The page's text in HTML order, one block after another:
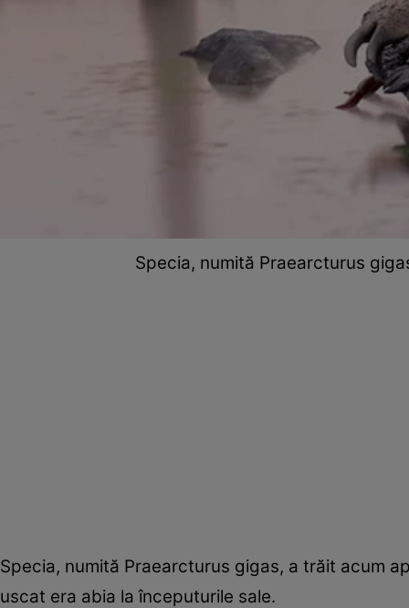
Specia, numită Praearcturus
Specia, numită Praearcturus gigas, a trăit acum
uscat era abia la începuturile sale.